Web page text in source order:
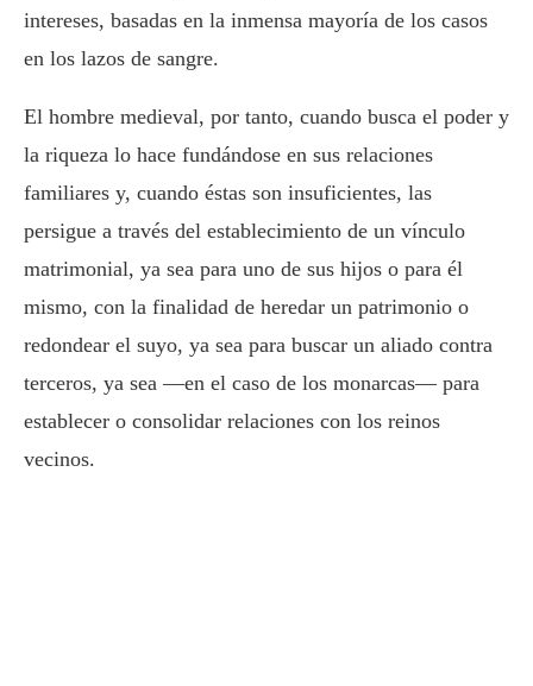
intereses, basadas en la inmensa mayoría de los casos
en los lazos de sangre.
El hombre medieval, por tanto, cuando busca el poder y
la riqueza lo hace fundándose en sus relaciones
familiares y, cuando éstas son insuficientes, las
persigue a través del establecimiento de un vínculo
matrimonial, ya sea para uno de sus hijos o para él
mismo, con la finalidad de heredar un patrimonio o
redondear el suyo, ya sea para buscar un aliado contra
terceros, ya sea —en el caso de los monarcas— para
establecer o consolidar relaciones con los reinos
vecinos.